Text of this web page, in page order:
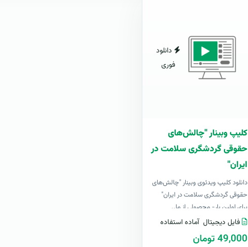
دانلود
فوری
کلیپ وبینار "چالش‌های
حقوقی گردشگری سلامت در
ایران"
دانلود کلیپ ویدئوی وبینار "چالش‌های
حقوقی گردشگری سلامت در ایران"
برای اولین بار- محصولی از ما..
فایل دیجیتال آماده استفاده
49,000 تومان